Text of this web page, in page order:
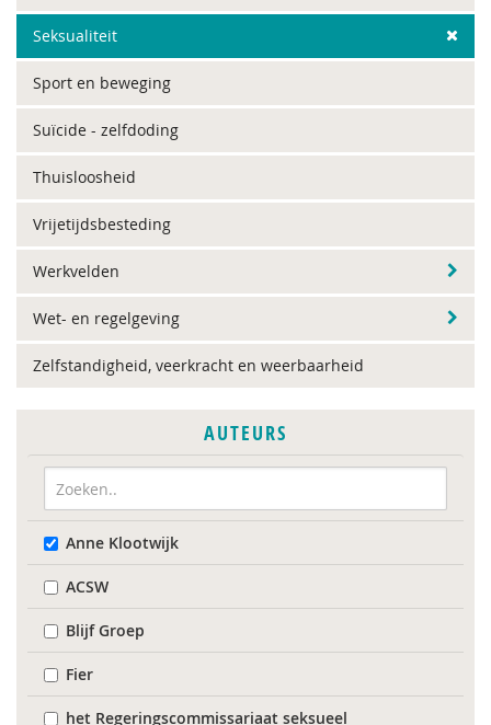
Seksualiteit
Sport en beweging
Suïcide - zelfdoding
Thuisloosheid
Vrijetijdsbesteding
Werkvelden
Wet- en regelgeving
Zelfstandigheid, veerkracht en weerbaarheid
AUTEURS
Anne Klootwijk
ACSW
Blijf Groep
Fier
het Regeringscommissariaat seksueel